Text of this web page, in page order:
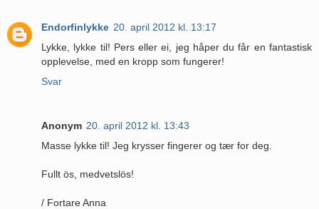
Endorfinlykke 20. april 2012 kl. 13:17
Lykke, lykke til! Pers eller ei, jeg håper du får en fantastisk
opplevelse, med en kropp som fungerer!
Svar
Anonym 20. april 2012 kl. 13:43
Masse lykke til! Jeg krysser fingerer og tær for deg.
Fullt ös, medvetslös!
/ Fortare Anna